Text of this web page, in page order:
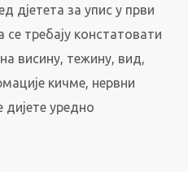
дјетета за упис у први
се требају констатовати
висину, тежину, вид,
кичме, нервни
дијете уредно